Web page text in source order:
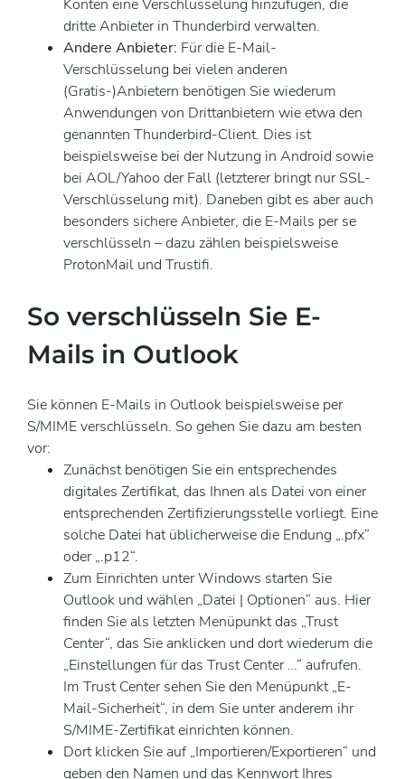
Konten eine Verschlüsselung hinzufügen, die
dritte Anbieter in Thunderbird verwalten.
Andere Anbieter: Für die E-Mail-
Verschlüsselung bei vielen anderen
(Gratis-)Anbietern benötigen Sie wiederum
Anwendungen von Drittanbietern wie etwa den
genannten Thunderbird-Client. Dies ist
beispielsweise bei der Nutzung in Android sowie
bei AOL/Yahoo der Fall (letzterer bringt nur SSL-
Verschlüsselung mit). Daneben gibt es aber auch
besonders sichere Anbieter, die E-Mails per se
verschlüsseln – dazu zählen beispielsweise
ProtonMail und Trustifi.
So verschlüsseln Sie E-
Mails in Outlook
Sie können E-Mails in Outlook beispielsweise per
S/MIME verschlüsseln. So gehen Sie dazu am besten
vor:
Zunächst benötigen Sie ein entsprechendes
digitales Zertifikat, das Ihnen als Datei von einer
entsprechenden Zertifizierungsstelle vorliegt. Eine
solche Datei hat üblicherweise die Endung „.pfx“
oder „.p12“.
Zum Einrichten unter Windows starten Sie
Outlook und wählen „Datei | Optionen“ aus. Hier
finden Sie als letzten Menüpunkt das „Trust
Center“, das Sie anklicken und dort wiederum die
„Einstellungen für das Trust Center …“ aufrufen.
Im Trust Center sehen Sie den Menüpunkt „E-
Mail-Sicherheit“, in dem Sie unter anderem ihr
S/MIME-Zertifikat einrichten können.
Dort klicken Sie auf „Importieren/Exportieren“ und
geben den Namen und das Kennwort Ihres